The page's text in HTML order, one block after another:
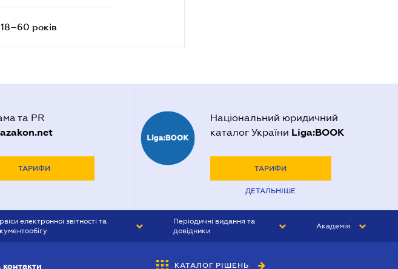
років
та PR
ТАРИФИ
Національний юридичний
каталог України Liga:BOOK
ТАРИФИ
ДЕТАЛЬНІШЕ
електронної звітності та
Періодичні видання та
довідники
Академія
контакти КАТАЛОГ РІШЕНЬ